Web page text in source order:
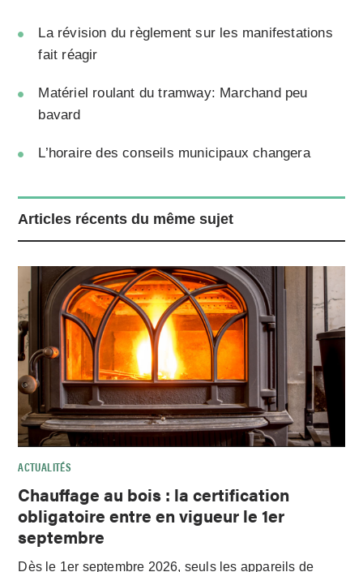
La révision du règlement sur les manifestations
fait réagir
Matériel roulant du tramway: Marchand peu
bavard
L’horaire des conseils municipaux changera
Articles récents du même sujet
ACTUALITÉS
Chauffage au bois : la certification
obligatoire entre en vigueur le 1er
septembre
Dès le 1er septembre 2026, seuls les appareils de